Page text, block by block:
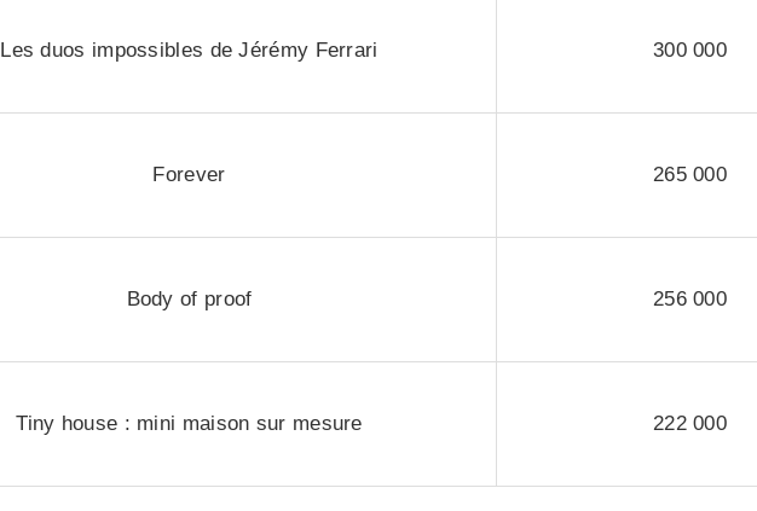
Les duos impossibles de Jérémy Ferrari 300 000
Forever 265 000
Body of proof 256 000
Tiny house : mini maison sur mesure 222 000